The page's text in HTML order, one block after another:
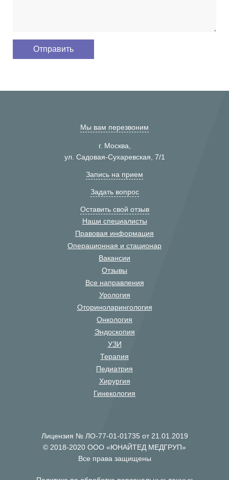
Мы вам перезвоним
г. Москва,
ул. Садовая-Сухаревская, 7/1
Запись на прием
Задать вопрос
Оставить свой отзыв
Наши специалисты
Правовая информация
Операционная и стационар
Вакансии
Отзывы
Все направления
Урология
Оториноларингология
Онкология
Эндоскопия
УЗИ
Терапия
Педиатрия
Хирургия
Гинекология
Лицензия № ЛО-77-01-01735 от 21.01.2019
© 2018-2020 ООО «ЮНАЙТЕД МЕДГРУП»
Все права защищены